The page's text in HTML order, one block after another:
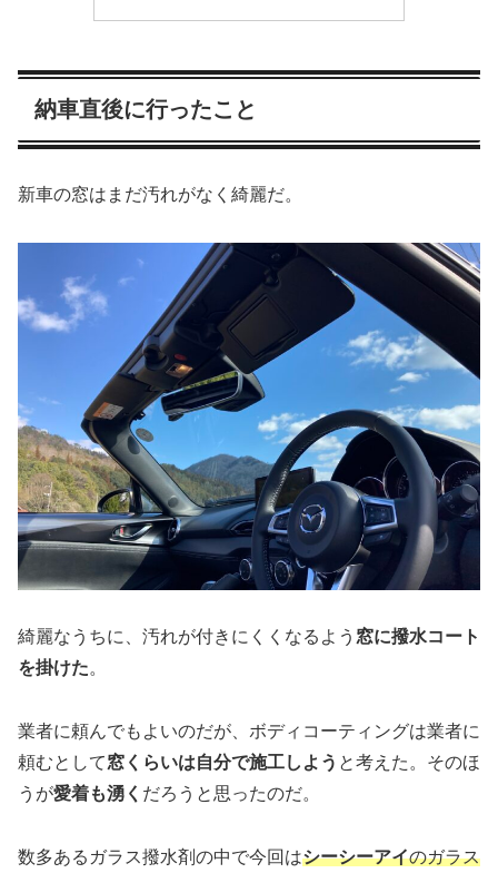
納車直後に行ったこと
新車の窓はまだ汚れがなく綺麗だ。
綺麗なうちに、汚れが付きにくくなるよう 窓に撥水コート
を掛けた。
業者に頼んでもよいのだが、ボディコーティングは業者に
頼むとして窓くらいは自分で施工しよう と考えた。そのほ
うが愛着も湧く だろうと思ったのだ。
数多あるガラス撥水剤の中で今回はシーシーアイのガラス